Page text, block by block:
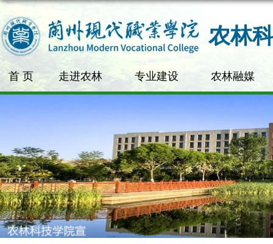
农林
首 页 走进农林 专业建设 农林融媒